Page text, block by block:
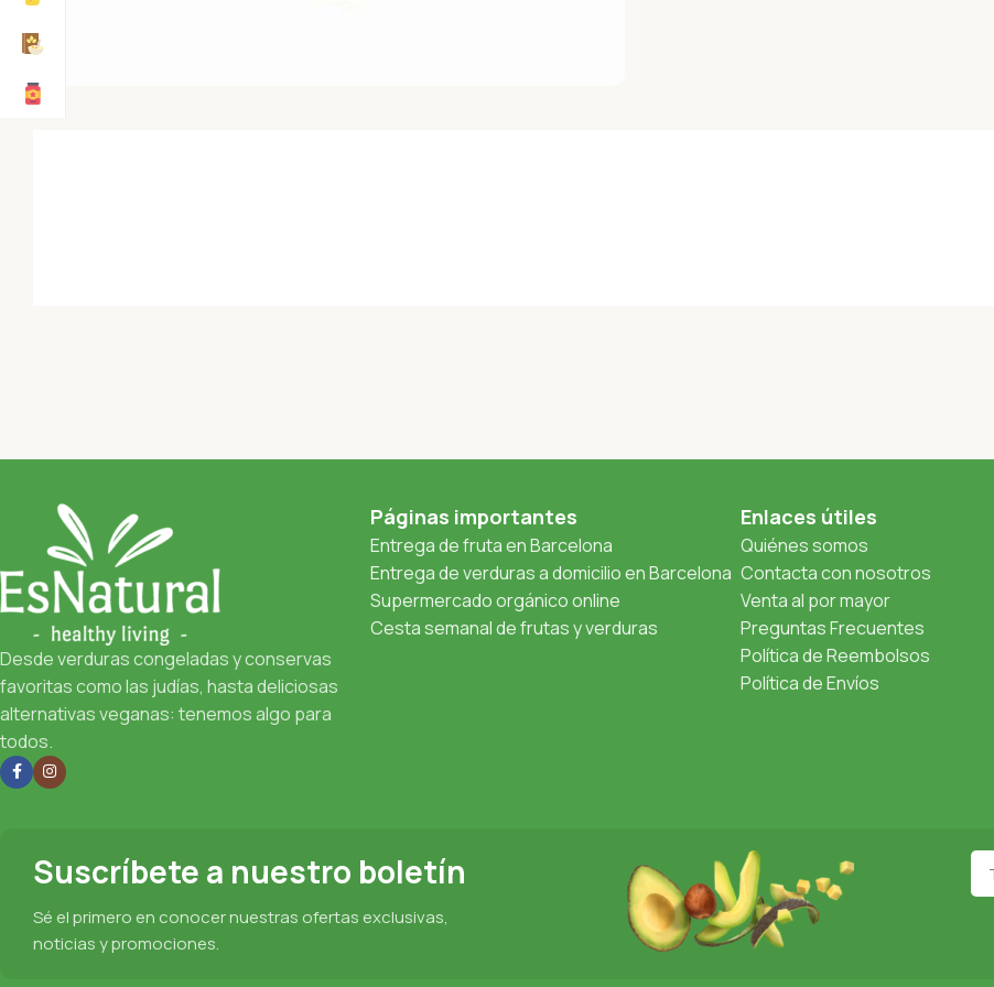
Desde verduras congeladas y conservas
favoritas como las judías, hasta deliciosas
alternativas veganas: tenemos algo para
todos.
Páginas importantes
Entrega de fruta en Barcelona
Entrega de verduras a domicilio en Barcelona
Supermercado orgánico online
Cesta semanal de frutas y verduras
Enlaces útiles
Quiénes somos
Contacta con nosotros
Venta al por mayor
Preguntas Frecuentes
Política de Reembolsos
Política de Envíos
Suscríbete a nuestro boletín
Sé el primero en conocer nuestras ofertas exclusivas,
noticias y promociones.